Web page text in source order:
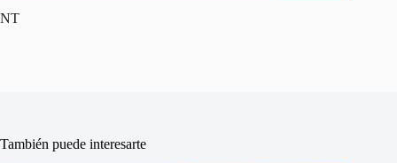
NT
También puede interesarte